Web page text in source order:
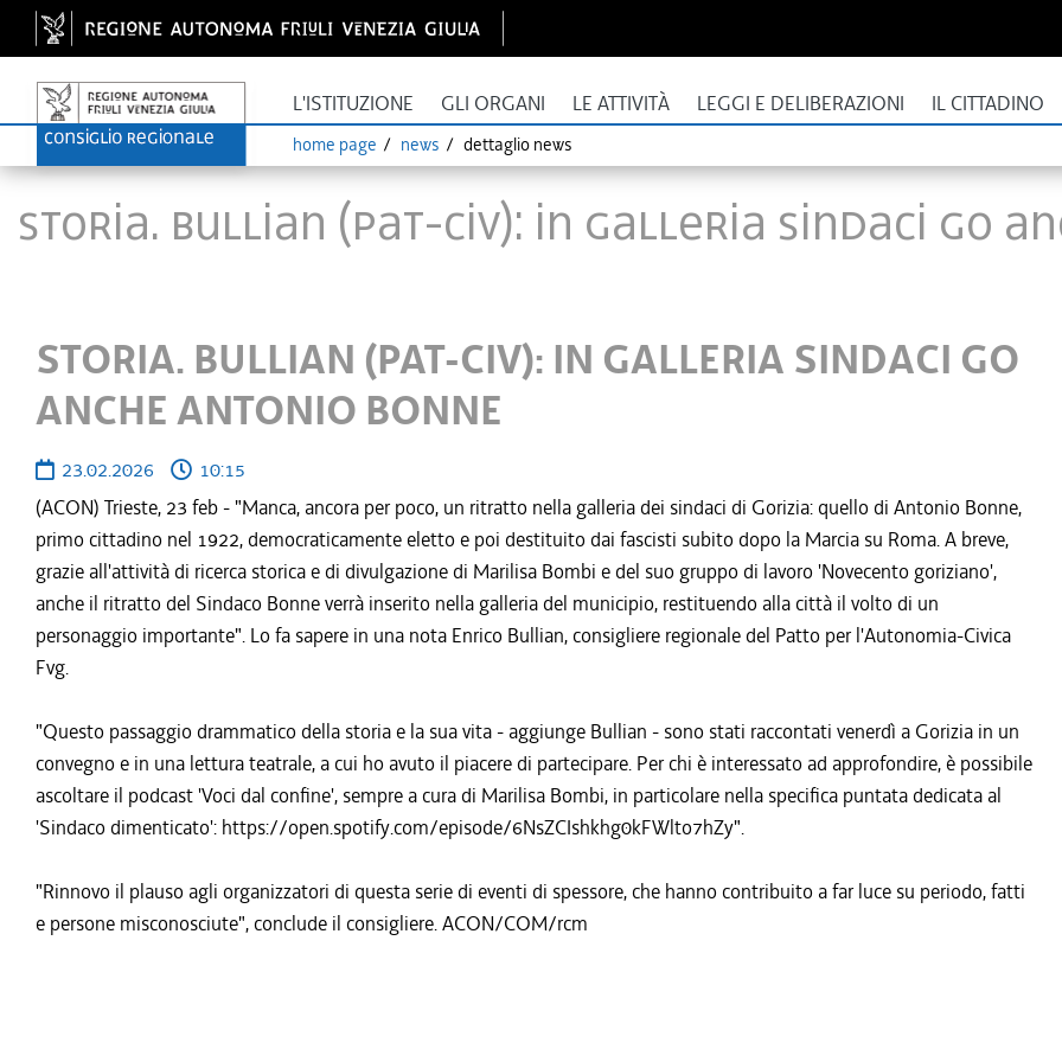
L'ISTITUZIONE GLI ORGANI LE ATTIVITÀ LEGGI E DELIBERAZIONI IL CITTADINO
home page news dettaglio news
STORIA. BULLIAN (PAT-CIV): IN GALLERIA SINDACI GO
STORIA. BULLIAN (PAT-CIV): IN GALLERIA SINDACI GO
ANCHE ANTONIO BONNE
23.02.2026
10:15
(ACON) Trieste, 23 feb - "Manca, ancora per poco, un ritratto nella galleria dei sindaci di Gorizia: quello di Antonio Bonne,
primo cittadino nel 1922, democraticamente eletto e poi destituito dai fascisti subito dopo la Marcia su Roma. A breve,
grazie all'attività di ricerca storica e di divulgazione di Marilisa Bombi e del suo gruppo di lavoro 'Novecento goriziano',
anche il ritratto del Sindaco Bonne verrà inserito nella galleria del municipio, restituendo alla città il volto di un
personaggio importante". Lo fa sapere in una nota Enrico Bullian, consigliere regionale del Patto per l'Autonomia-Civica
Fvg.
"Questo passaggio drammatico della storia e la sua vita - aggiunge Bullian - sono stati raccontati venerdì a Gorizia in un
convegno e in una lettura teatrale, a cui ho avuto il piacere di partecipare. Per chi è interessato ad approfondire, è possibile
ascoltare il podcast 'Voci dal confine', sempre a cura di Marilisa Bombi, in particolare nella specifica puntata dedicata al
'Sindaco dimenticato': https://open.spotify.com/episode/6NsZCIshkhg0kFWlto7hZy".
"Rinnovo il plauso agli organizzatori di questa serie di eventi di spessore, che hanno contribuito a far luce su periodo, fatti
e persone misconosciute", conclude il consigliere. ACON/COM/rcm